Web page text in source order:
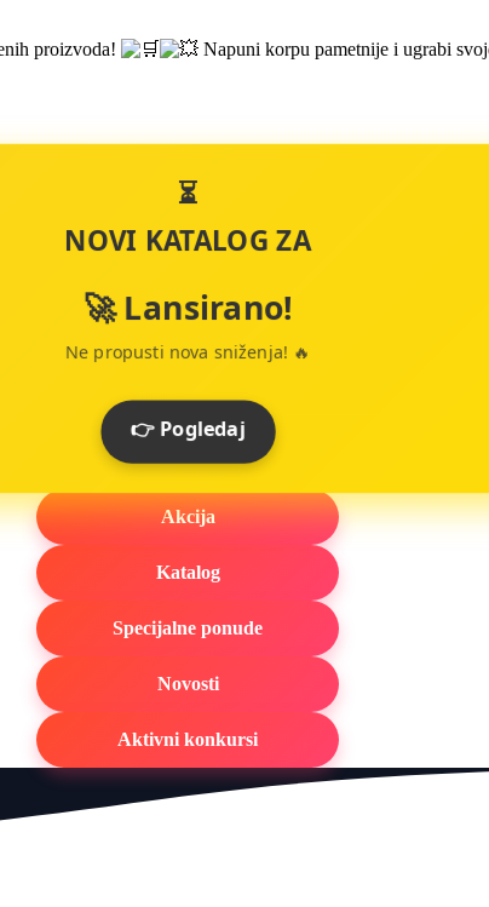
proizvoda!
Napuni korpu pametnije i ugrabi
⏳
NOVI KATALOG ZA
🚀 Lansirano!
Ne propusti nova sniženja! 🔥
👉 Pogledaj
Akcija
Katalog
Specijalne ponude
Novosti
Aktivni konkursi